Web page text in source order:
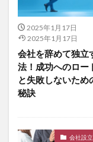
2025年1月17日
2025年1月17日
会社を辞めて独立
法！成功へのロー
と失敗しないため
秘訣
会社設